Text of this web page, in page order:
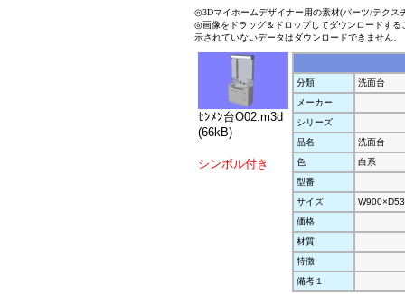
◎3Dマイホームデザイナー用の素材(パーツ/テクス
◎画像をドラッグ＆ドロップしてダウンロードす
示されていないデータはダウンロードできません。
ｾﾝﾒﾝ台O02.m3d
(66kB)
シンボル付き
分類
洗面台
メーカー
シリーズ
品名
洗面台
色
白系
型番
サイズ
価格
材質
特徴
備考１